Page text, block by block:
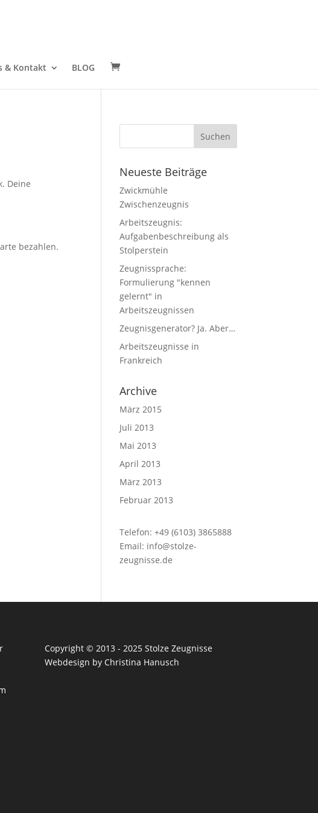
& Kontakt BLOG
Deine
bezahlen.
Neueste Beiträge
Zwickmühle
Zwischenzeugnis
Arbeitszeugnis:
Aufgabenbeschreibung als
Stolperstein
Zeugnissprache:
Formulierung "kennen
gelernt" in
Arbeitszeugnissen
Zeugnisgenerator? Ja. Aber…
Arbeitszeugnisse in
Frankreich
Archive
März 2015
Juli 2013
Mai 2013
April 2013
März 2013
Februar 2013
Telefon: +49 (6103) 3865888
Email: info@stolze-
zeugnisse.de
Copyright © 2013 - 2025 Stolze Zeugnisse
Webdesign by Christina Hanusch